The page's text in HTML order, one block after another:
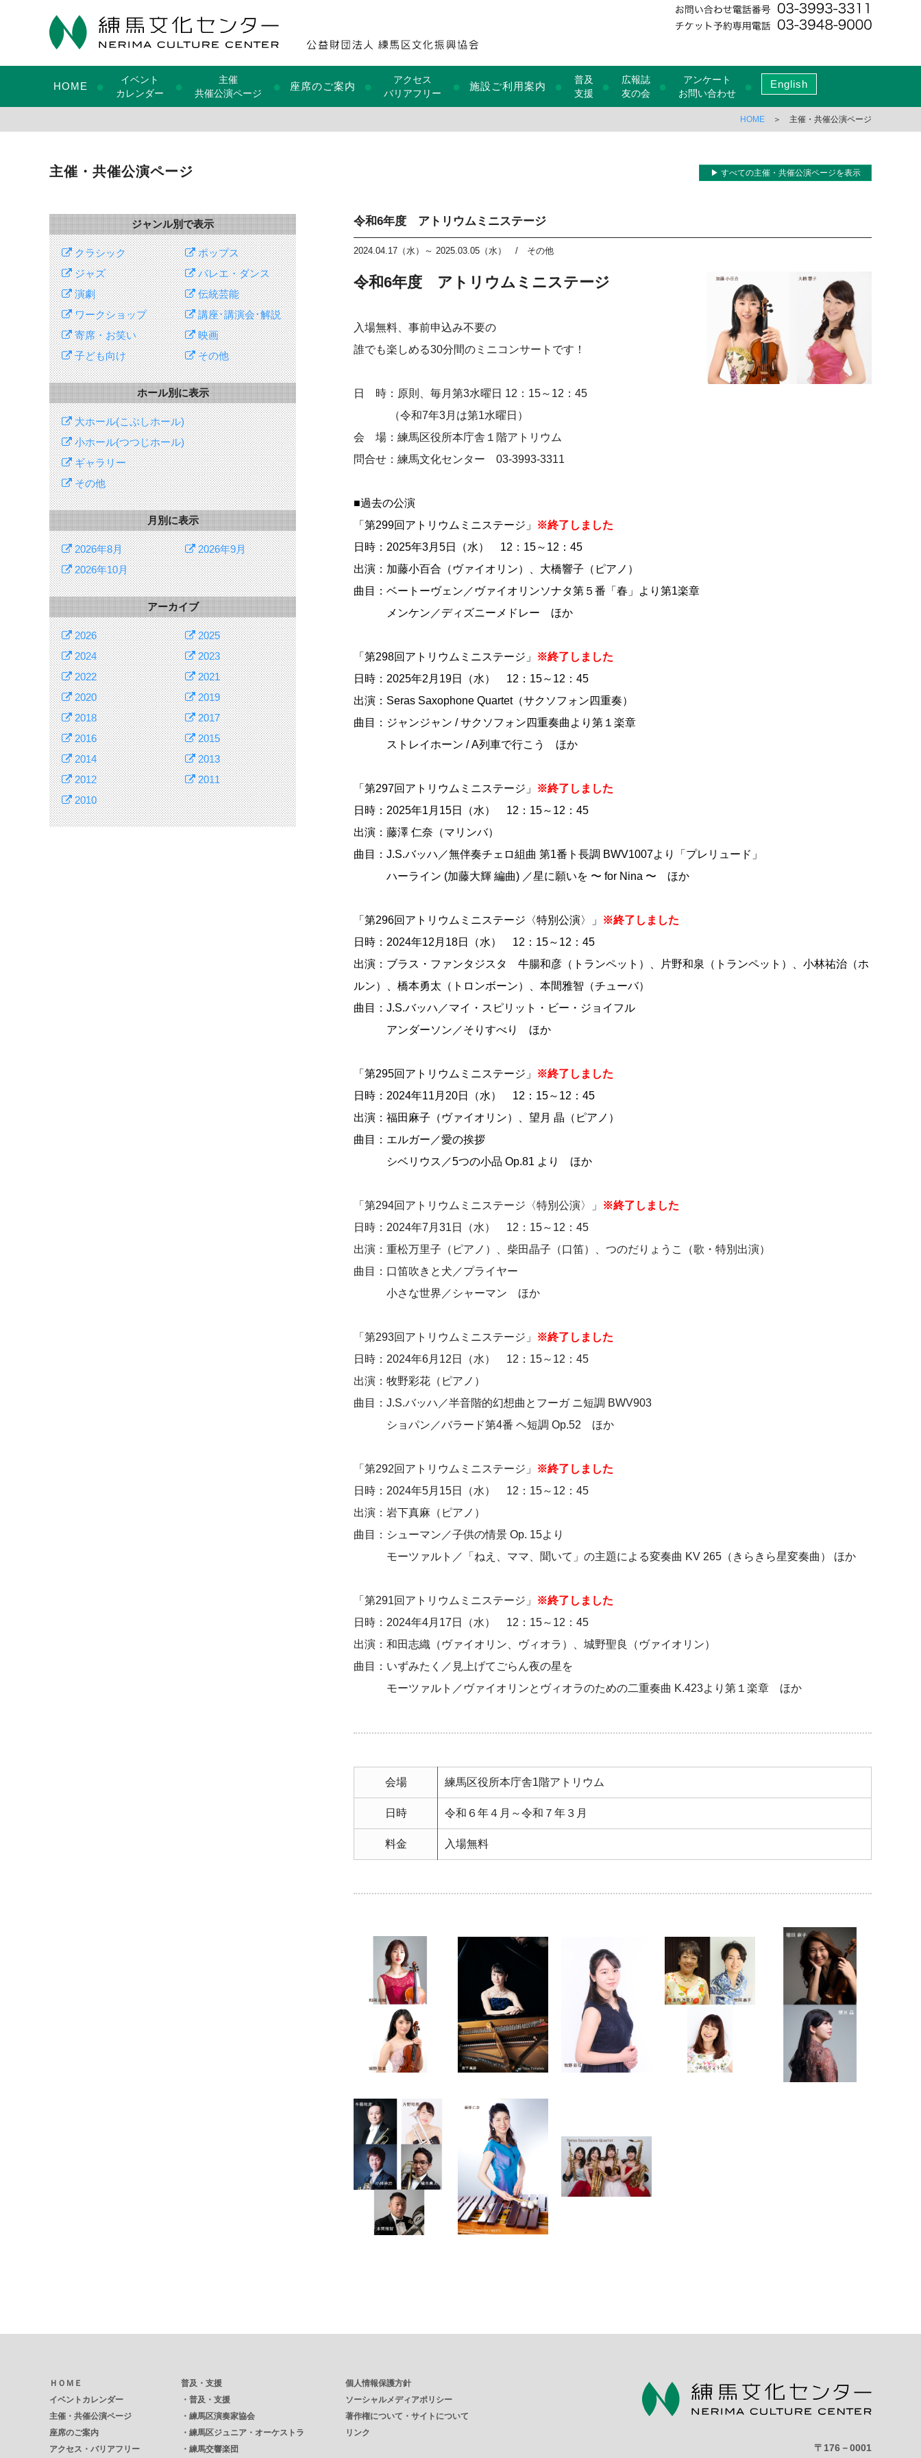
HOME ●
イベント
カレンダー
●
主催
共催公演ページ
● 座席のご案内 ●
アクセス
バリアフリー
● 施設ご利用案内 ●
普及
支援
●
広報誌
友の会
●
アンケート
お問い合わせ
● English
HOME ＞ 主催・共催公演ページ
主催・共催公演ページ ▶ すべての主催・共催公演ページを表示
ジャンル別で表示
クラシック
ポップス
ジャズ
バレエ・ダンス
演劇
伝統芸能
ワークショップ
講座･講演会･解説
寄席・お笑い
映画
子ども向け
その他
ホール別に表示
大ホール(こぶしホール)
小ホール(つつじホール)
ギャラリー
その他
月別に表示
2026年8月
2026年9月
2026年10月
アーカイブ
2026
2025
2024
2023
2022
2021
2020
2019
2018
2017
2016
2015
2014
2013
2012
2011
2010
令和6年度 アトリウムミニステージ
2024.04.17（水）～ 2025.03.05（水） / その他
令和6年度 アトリウムミニステージ
入場無料、事前申込み不要の
誰でも楽しめる30分間のミニコンサートです！
日 時：原則、毎月第3水曜日 12：15～12：45
（令和7年3月は第1水曜日）
会 場：練馬区役所本庁舎１階アトリウム
問合せ：練馬文化センター 03-3993-3311
■過去の公演
「第299回アトリウムミニステージ」
※終了しました
日時：2025年3月5日（水） 12：15～12：45
出演：加藤小百合（ヴァイオリン）、大橋響子（ピアノ）
曲目：ベートーヴェン／ヴァイオリンソナタ第５番「春」より第1楽章
メンケン／ディズニーメドレー ほか
「第298回アトリウムミニステージ」
※終了しました
日時：2025年2月19日（水） 12：15～12：45
出演：Seras Saxophone Quartet（サクソフォン四重奏）
曲目：ジャンジャン / サクソフォン四重奏曲より第１楽章
ストレイホーン / A列車で行こう ほか
「第297回アトリウムミニステージ」
※終了しました
日時：2025年1月15日（水） 12：15～12：45
出演：藤澤 仁奈（マリンバ）
曲目：J.S.バッハ／無伴奏チェロ組曲 第1番ト長調 BWV1007より「プレリュード」
ハーライン (加藤大輝 編曲) ／星に願いを 〜 for Nina 〜 ほか
「第296回アトリウムミニステージ〈特別公演〉」
※終了しました
日時：2024年12月18日（水） 12：15～12：45
出演：ブラス・ファンタジスタ 牛腸和彦（トランペット）、片野和泉（トランペット）、小林祐治（ホ
ルン）、橋本勇太（トロンボーン）、本間雅智（チューバ）
曲目：J.S.バッハ／マイ・スピリット・ビー・ジョイフル
アンダーソン／そりすべり ほか
「第295回アトリウムミニステージ」
※終了しました
日時：2024年11月20日（水） 12：15～12：45
出演：福田麻子（ヴァイオリン）、望月 晶（ピアノ）
曲目：エルガー／愛の挨拶
シベリウス／5つの小品 Op.81 より ほか
「第294回アトリウムミニステージ〈特別公演〉」
※終了しました
日時：2024年7月31日（水） 12：15～12：45
出演：重松万里子（ピアノ）、柴田晶子（口笛）、つのだりょうこ（歌・特別出演）
曲目：口笛吹きと犬／プライヤー
小さな世界／シャーマン ほか
「第293回アトリウムミニステージ」
※終了しました
日時：2024年6月12日（水） 12：15～12：45
出演：牧野彩花（ピアノ）
曲目：J.S.バッハ／半音階的幻想曲とフーガ ニ短調 BWV903
ショパン／バラード第4番 ヘ短調 Op.52 ほか
「第292回アトリウムミニステージ」
※終了しました
日時：2024年5月15日（水） 12：15～12：45
出演：岩下真麻（ピアノ）
曲目：シューマン／子供の情景 Op. 15より
モーツァルト／「ねえ、ママ、聞いて」の主題による変奏曲 KV 265（きらきら星変奏曲） ほか
「第291回アトリウムミニステージ」
※終了しました
日時：2024年4月17日（水） 12：15～12：45
出演：和田志織（ヴァイオリン、ヴィオラ）、城野聖良（ヴァイオリン）
曲目：いずみたく／見上げてごらん夜の星を
モーツァルト／ヴァイオリンとヴィオラのための二重奏曲 K.423より第１楽章 ほか
会場 練馬区役所本庁舎1階アトリウム
日時 令和６年４月～令和７年３月
料金 入場無料
ＨＯＭＥ
イベントカレンダー
主催・共催公演ページ
座席のご案内
アクセス・バリアフリー
普及・支援
・ 普及・支援
・ 練馬区演奏家協会
・ 練馬区ジュニア・オーケストラ
・ 練馬交響楽団
個人情報保護方針
ソーシャルメディアポリシー
著作権について・サイトについて
リンク
〒176－0001